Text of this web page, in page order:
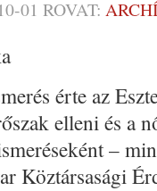
01 ROVAT:
érte az
elleni és a
–
Köztársasági